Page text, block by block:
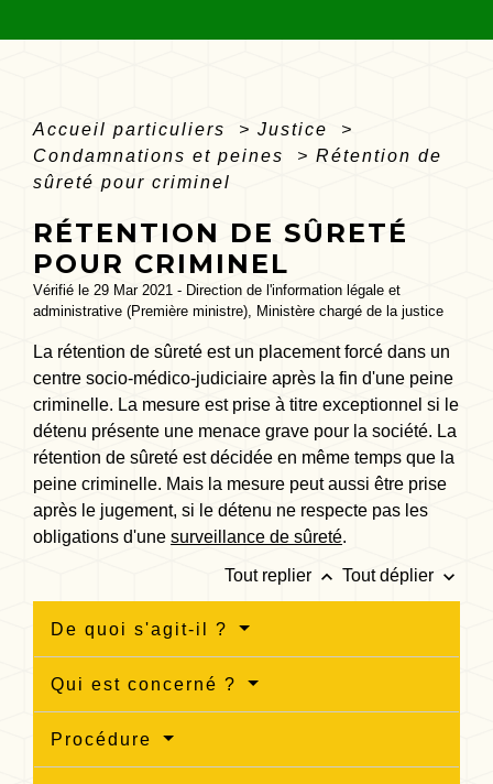
Accueil particuliers > Justice
>
Condamnations et peines
> Rétention de
sûreté pour criminel
RÉTENTION DE SÛRETÉ
POUR CRIMINEL
Vérifié le 29 Mar 2021 - Direction de l'information légale et
administrative (Première ministre), Ministère chargé de la justice
La rétention de sûreté est un placement forcé dans un
centre socio-médico-judiciaire après la fin d'une peine
criminelle. La mesure est prise à titre exceptionnel si le
détenu présente une menace grave pour la société. La
rétention de sûreté est décidée en même temps que la
peine criminelle. Mais la mesure peut aussi être prise
après le jugement, si le détenu ne respecte pas les
obligations d'une surveillance de sûreté.
Tout replier keyboard_arrow_up Tout déplier keyboard_arrow_down
De quoi s'agit-il ?
Qui est concerné ?
Procédure